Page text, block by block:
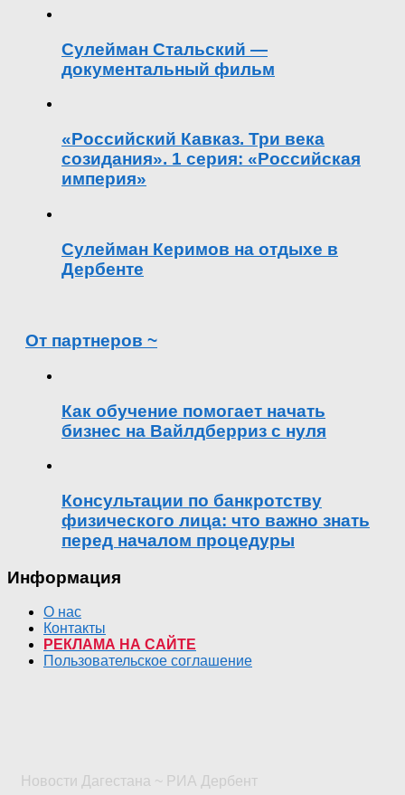
Сулейман Стальский —
документальный фильм
«Российский Кавказ. Три века
созидания». 1 серия: «Российская
империя»
Сулейман Керимов на отдыхе в
Дербенте
От партнеров ~
Как обучение помогает начать
бизнес на Вайлдберриз с нуля
Консультации по банкротству
физического лица: что важно знать
перед началом процедуры
Информация
О нас
Контакты
РЕКЛАМА НА САЙТЕ
Пользовательское соглашение
Новости Дагестана ~ РИА Дербент